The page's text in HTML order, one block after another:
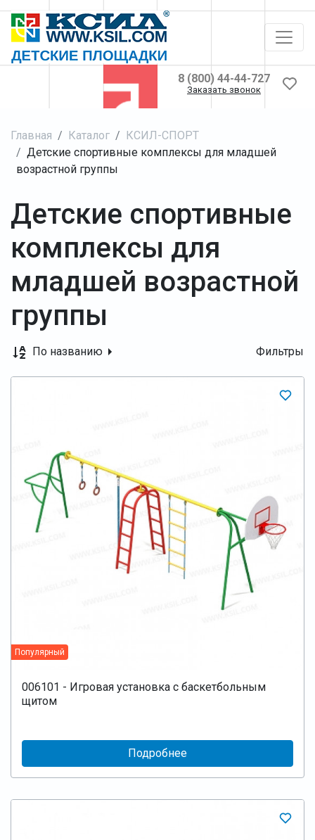
8 (800) 44-44-727
Заказать звонок
Главная Каталог
КСИЛ-СПОРТ
Детские спортивные комплексы для младшей
возрастной группы
Детские спортивные
комплексы для
младшей возрастной
группы
По названию Фильтры
Популярный
006101 - Игровая установка с баскетбольным
щитом
Подробнее